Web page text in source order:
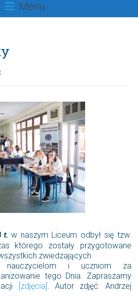
Menu
r. w naszym Liceum odbył się tzw.
którego zostały przygotowane
zwiedzających.
nauczycielom i uczniom za
tego Dnia. Zapraszamy
[zdjęcia]. Autor zdjęć: Andrzej